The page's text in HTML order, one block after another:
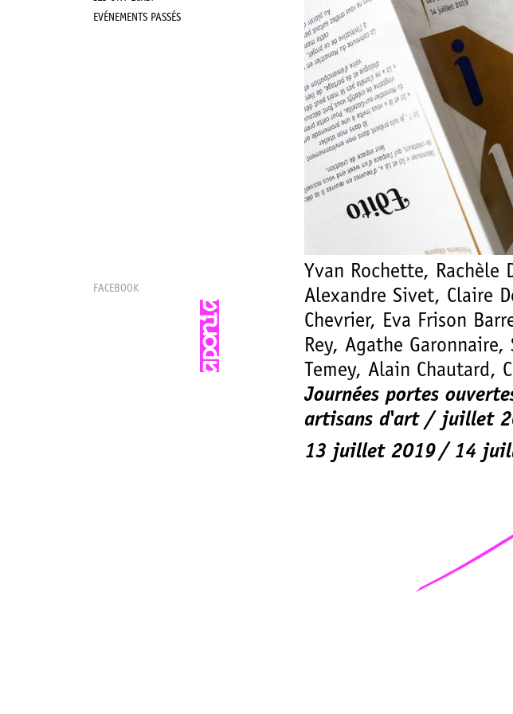
EVÉNEMENTS PASSÉS
FACEBOOK
Yvan Rochette, Rachèle
Alexandre Sivet, Claire
Chevrier, Eva Frison
Rey, Agathe
Temey, Alain Chautard,
Journées portes
artisans d'art / juillet
13 juillet 2019
14